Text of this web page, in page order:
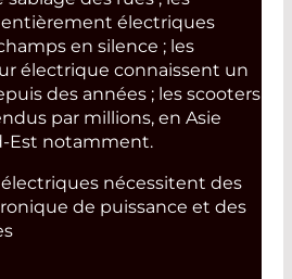
électriques
en silence ; les
électrique connaissent un
des années ; les scooters
par millions, en Asie
Est notamment.
nécessitent des
de puissance et des